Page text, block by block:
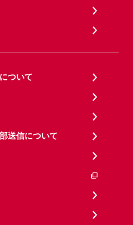
ついて
送信について